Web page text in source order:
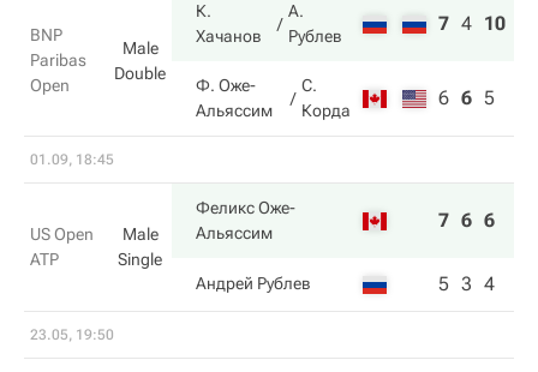
BNP
Paribas
Open
Male
Double
К.
Хачанов
А.
Рублев
7 4 10
Ф. Оже-
Альяссим
С.
Корда
6 6 5
01.09, 18:45
US Open
ATP
Male
Single
Феликс Оже-
Альяссим
7 6 6
Андрей Рублев 5 3 4
23.05, 19:50